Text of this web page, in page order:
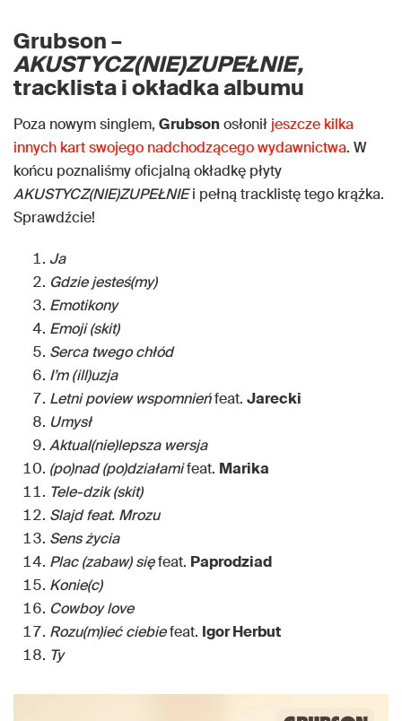
Grubson –
AKUSTYCZ(NIE)ZUPEŁNIE,
tracklista i okładka albumu
Poza nowym singlem, Grubsonosłonił jeszcze kilka
innych kart swojego nadchodzącego wydawnictwa. W
końcu poznaliśmy oficjalną okładkę płyty
AKUSTYCZ(NIE)ZUPEŁNIEi pełną tracklistę tego krążka.
Sprawdźcie!
Ja
Gdzie jesteś(my)
Emotikony
Emoji (skit)
Serca twego chłód
I’m (ill)uzja
Letni poview wspomnieńfeat. Jarecki
Umysł
Aktual(nie)lepsza wersja
(po)nad (po)działamifeat. Marika
Tele-dzik (skit)
Slajd feat. Mrozu
Sens życia
Plac (zabaw) sięfeat. Paprodziad
Konie(c)
Cowboy love
Rozu(m)ieć ciebiefeat. Igor Herbut
Ty